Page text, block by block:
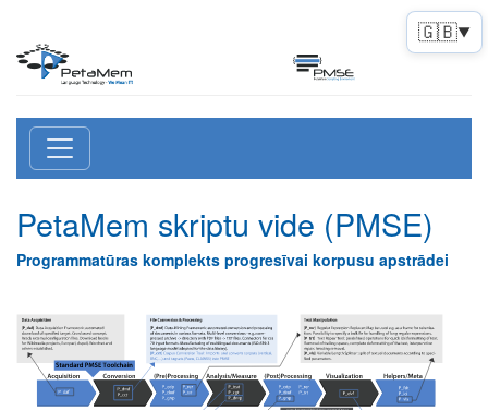
🇬🇧▼
PetaMem skriptu vide (PMSE)
Programmatūras komplekts progresīvai korpusu apstrādei